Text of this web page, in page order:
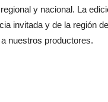
y nacional. La
invitada y de la región
nuestros productores.